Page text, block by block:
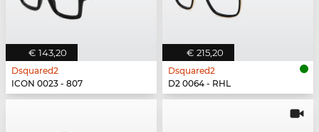
€ 143,20
Dsquared2
ICON 0023 - 807
€ 215,20
Dsquared2
D2 0064 - RHL